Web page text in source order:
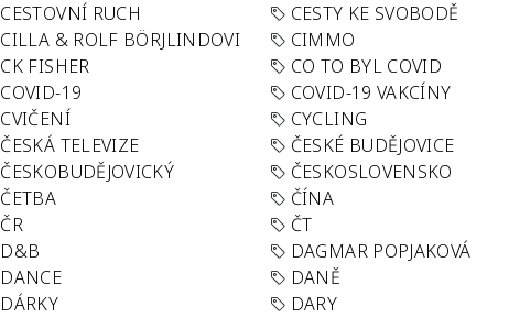
CESTOVNÍ RUCH CESTY KE SVOBODĚ
CILLA & ROLF BÖRJLINDOVI CIMMO
CK FISHER CO TO BYL COVID
COVID-19 COVID-19 VAKCÍNY
CVIČENÍ CYCLING
ČESKÁ TELEVIZE ČESKÉ BUDĚJOVICE
ČESKOBUDĚJOVICKÝ ČESKOSLOVENSKO
ČETBA ČÍNA
ČR ČT
D&B DAGMAR POPJAKOVÁ
DANCE DANĚ
DÁRKY DARY